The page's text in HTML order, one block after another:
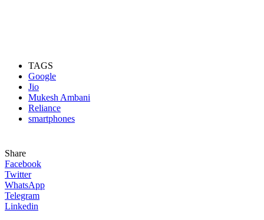
TAGS
Google
Jio
Mukesh Ambani
Reliance
smartphones
Share
Facebook
Twitter
WhatsApp
Telegram
Linkedin